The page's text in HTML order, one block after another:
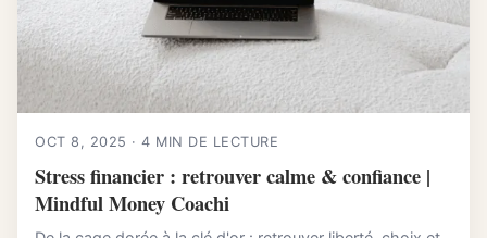
OCT 8, 2025 · 4 MIN DE LECTURE
Stress financier : retrouver calme & confiance |
Mindful Money Coachi